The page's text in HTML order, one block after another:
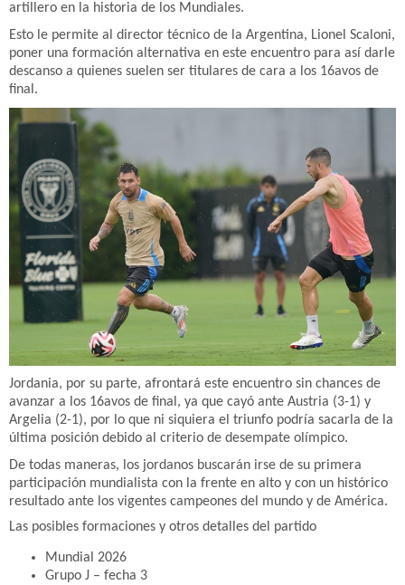
artillero en la historia de los Mundiales.
Esto le permite al director técnico de la Argentina, Lionel Scaloni,
poner una formación alternativa en este encuentro para así darle
descanso a quienes suelen ser titulares de cara a los 16avos de
final.
Jordania, por su parte, afrontará este encuentro sin chances de
avanzar a los 16avos de final, ya que cayó ante Austria (3-1) y
Argelia (2-1), por lo que ni siquiera el triunfo podría sacarla de la
última posición debido al criterio de desempate olímpico.
De todas maneras, los jordanos buscarán irse de su primera
participación mundialista con la frente en alto y con un histórico
resultado ante los vigentes campeones del mundo y de América.
Las posibles formaciones y otros detalles del partido
Mundial 2026
Grupo J – fecha 3